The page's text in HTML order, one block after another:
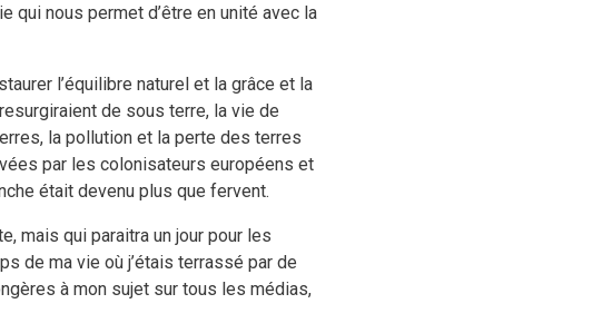
qui nous permet d’être en unité avec la
l’équilibre naturel et la grâce et la
de sous terre, la vie de
la pollution et la perte des terres
par les colonisateurs européens et
était devenu plus que fervent.
mais qui paraitra un jour pour les
de ma vie où j’étais terrassé par de
à mon sujet sur tous les médias,